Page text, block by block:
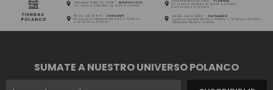
SUMATE A NUESTRO UNIVERSO POLANCO